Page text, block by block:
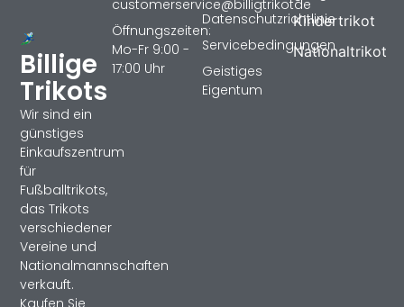
Billige
Trikots
Wir sind ein
günstiges
Einkaufszentrum
für
Fußballtrikots,
das Trikots
verschiedener
Vereine und
Nationalmannschaften
verkauft.
Kindertrikot
Nationaltrikot
Datenschutzrichtlinie
Servicebedingungen
Geistiges
Eigentum
customerservice@billigtrikotde
Öffnungszeiten:
Mo-Fr 9:00 -
17:00 Uhr